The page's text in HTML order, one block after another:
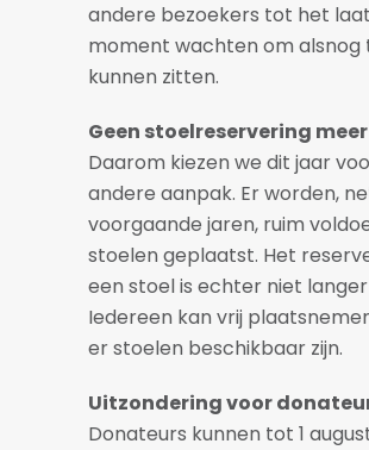
andere bezoekers tot het
moment wachten om alsnog
kunnen zitten.
Geen stoelreservering
Daarom kiezen we dit jaar
andere aanpak. Er worden,
voorgaande jaren, ruim
stoelen geplaatst. Het
een stoel is echter niet langer
Iedereen kan vrij
er stoelen beschikbaar zijn.
Uitzondering voor
Donateurs kunnen tot 1